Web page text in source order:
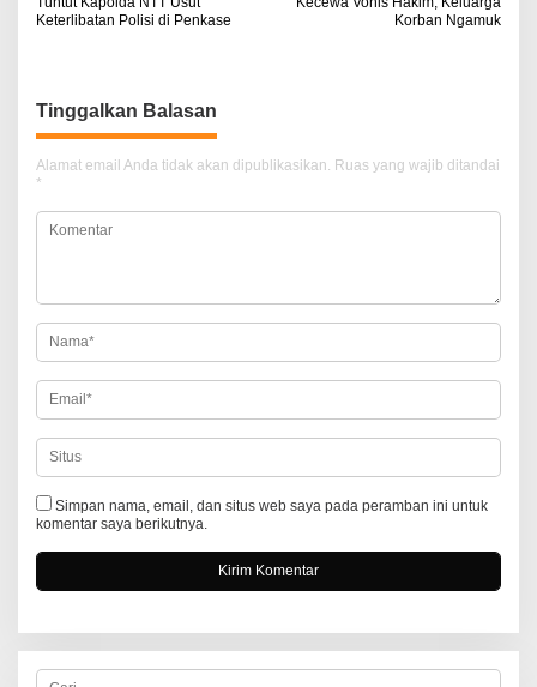
a
g
a
s
o
s
Keterlibatan Polisi di Penkase
Korban Ngamuk
Tinggalkan Balasan
Alamat email Anda tidak akan dipublikasikan. Ruas yang wajib ditandai
*
Simpan nama, email, dan situs web saya pada peramban ini untuk
komentar saya berikutnya.
C